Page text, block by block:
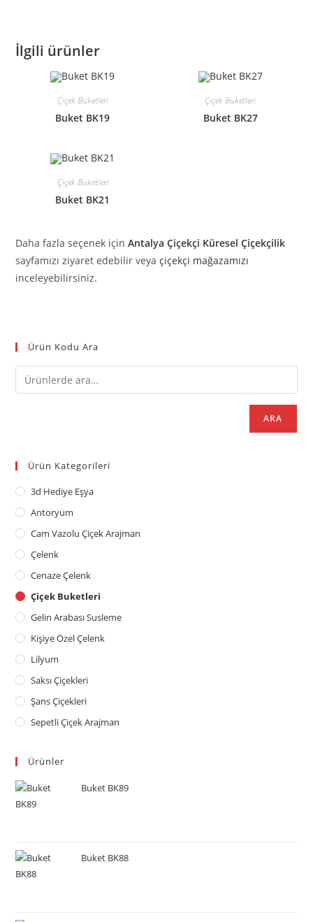
İlgili ürünler
Çiçek Buketleri
Buket BK19
Çiçek Buketleri
Buket BK27
Çiçek Buketleri
Buket BK21
Daha fazla seçenek içinAntalya Çiçekçi Küresel Çiçekçilik
sayfamızı ziyaret edebilir veyaçiçekçi mağazamızı
inceleyebilirsiniz.
Ürün Kodu Ara
ARA
Ürün Kategorileri
3d Hediye Eşya
Antoryum
Cam Vazolu Çiçek Arajman
Çelenk
Cenaze Çelenk
Çiçek Buketleri
Gelin Arabası Susleme
Kişiye Özel Çelenk
Lilyum
Saksı Çiçekleri
Şans Çiçekleri
Sepetli Çiçek Arajman
Ürünler
Buket BK89
Buket BK88